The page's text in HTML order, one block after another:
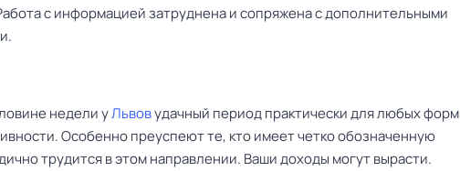
с информацией затруднена и сопряжена с дополнительными
недели уЛьвовудачный период практически для любых форм
Особенно преуспеют те, кто имеет четко обозначенную
трудится в этом направлении. Ваши доходы могут вырасти.